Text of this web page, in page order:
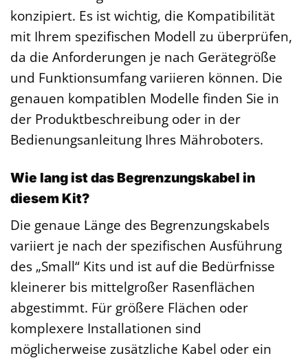
konzipiert. Es ist wichtig, die Kompatibilität
mit Ihrem spezifischen Modell zu überprüfen,
da die Anforderungen je nach Gerätegröße
und Funktionsumfang variieren können. Die
genauen kompatiblen Modelle finden Sie in
der Produktbeschreibung oder in der
Bedienungsanleitung Ihres Mähroboters.
Wie lang ist das Begrenzungskabel in
diesem Kit?
Die genaue Länge des Begrenzungskabels
variiert je nach der spezifischen Ausführung
des „Small“ Kits und ist auf die Bedürfnisse
kleinerer bis mittelgroßer Rasenflächen
abgestimmt. Für größere Flächen oder
komplexere Installationen sind
möglicherweise zusätzliche Kabel oder ein